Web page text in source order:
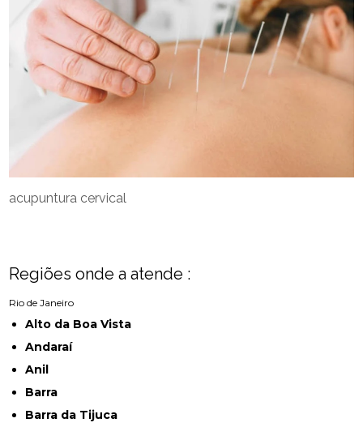
acupuntura cervical
Regiões onde a atende :
Rio de Janeiro
Alto da Boa Vista
Andaraí
Anil
Barra
Barra da Tijuca